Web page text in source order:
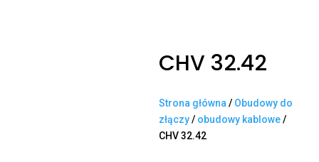
CHV 32.42
Strona główna / Obudowy do
złączy/ obudowy kablowe/
CHV 32.42